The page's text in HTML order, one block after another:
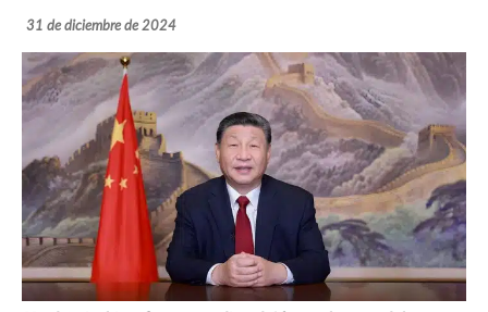
31 de diciembre de 2024